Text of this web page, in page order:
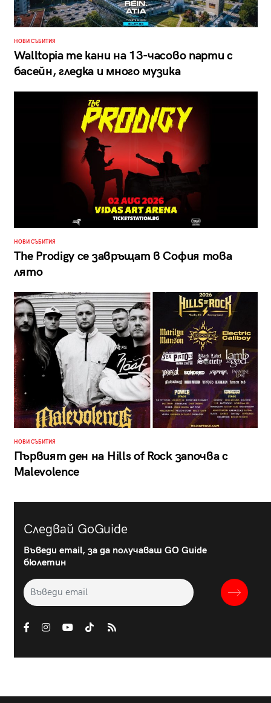
НОВИ СЪБИТИЯ
Walltopia те кани на 13-часово парти с
басейн, гледка и много музика
НОВИ СЪБИТИЯ
The Prodigy се завръщат в София това
лято
НОВИ СЪБИТИЯ
Първият ден на Hills of Rock започва с
Malevolence
Следвай GoGuide
Въведи email, за да получаваш GO Guide
бюлетин